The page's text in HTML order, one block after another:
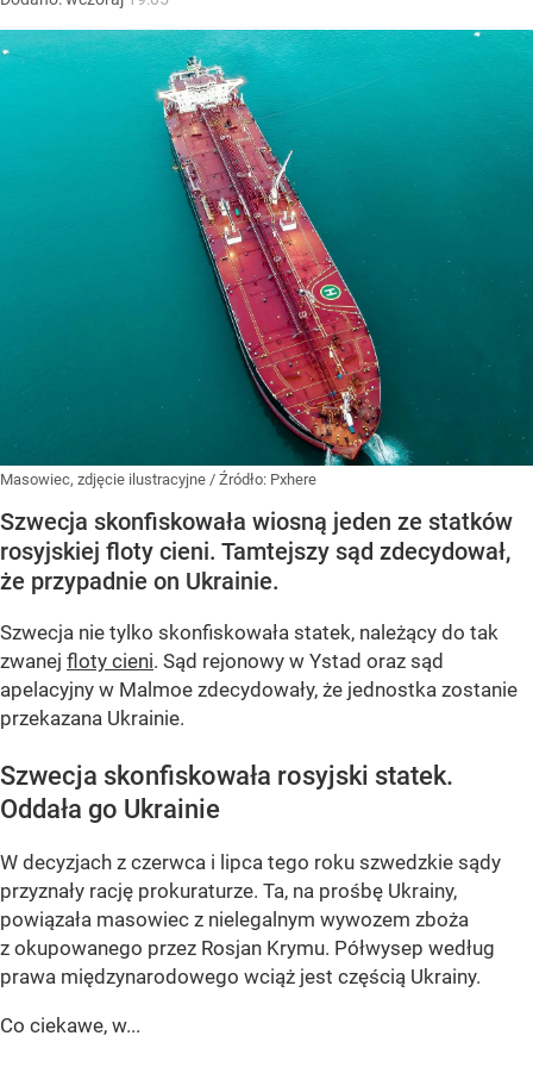
Masowiec, zdjęcie ilustracyjne / Źródło: Pxhere
Szwecja skonfiskowała wiosną jeden ze statków
rosyjskiej floty cieni. Tamtejszy sąd zdecydował,
że przypadnie on Ukrainie.
Szwecja nie tylko skonfiskowała statek, należący do tak
zwanej floty cieni. Sąd rejonowy w Ystad oraz sąd
apelacyjny w Malmoe zdecydowały, że jednostka zostanie
przekazana Ukrainie.
Szwecja skonfiskowała rosyjski statek.
Oddała go Ukrainie
W decyzjach z czerwca i lipca tego roku szwedzkie sądy
przyznały rację prokuraturze. Ta, na prośbę Ukrainy,
powiązała masowiec z nielegalnym wywozem zboża
z okupowanego przez Rosjan Krymu. Półwysep według
prawa międzynarodowego wciąż jest częścią Ukrainy.
Co ciekawe, w...